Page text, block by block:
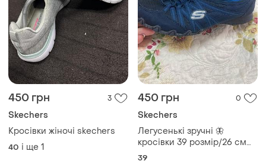
450 грн 3
Skechers
Кросівки жіночі skechers
40 і ще 1
450 грн 0
Skechers
Легусенькі зручні 🦋
кросівки 39 розмір/26 см
skechers скечерс
39